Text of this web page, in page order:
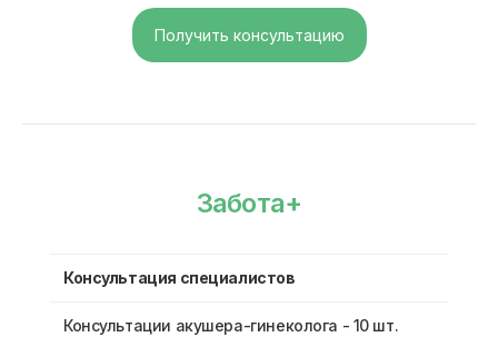
Получить консультацию
Забота+
Консультация специалистов
Консультации акушера-гинеколога - 10 шт.